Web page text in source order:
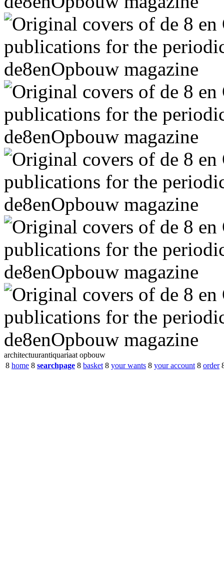
architectuurantiquariaat opbouw
8 home 8 searchpage 8 basket 8 your wants 8 your account 8 order